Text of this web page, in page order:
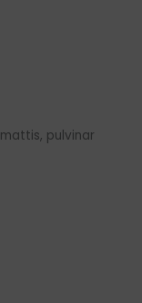
pulvinar